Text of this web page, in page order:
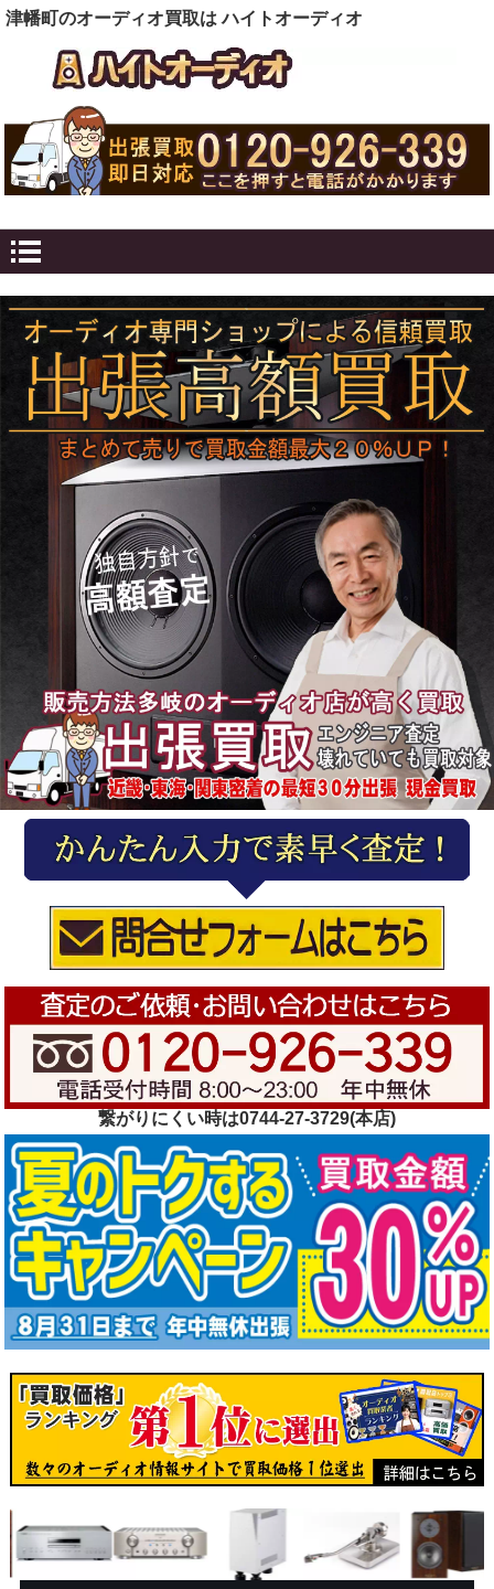
津幡町のオーディオ買取は ハイトオーディオ
繋がりにくい時は0744-27-3729(本店)